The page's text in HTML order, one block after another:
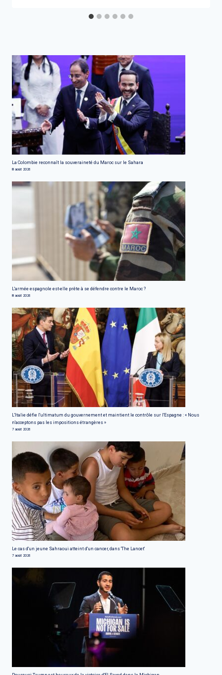
La Colombie reconnaît la souveraineté du Maroc sur le Sahara
8 août 2026
L'armée espagnole est-elle prête à se défendre contre le Maroc ?
8 août 2026
L'Italie défie l'ultimatum du gouvernement et maintient le contrôle sur l'Espagne : « Nous
n'acceptons pas les impositions étrangères »
7 août 2026
Le cas d'un jeune Sahraoui atteint d'un cancer, dans 'The Lancet'
7 août 2026